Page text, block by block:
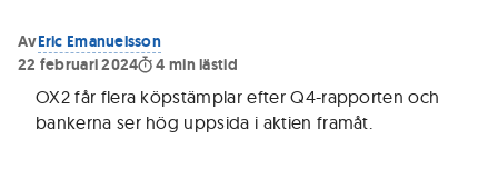
AvEric Emanuelsson
22 februari 2024
4 min lästid
OX2 får flera köpstämplar efter Q4-rapporten och
bankerna ser hög uppsida i aktien framåt.